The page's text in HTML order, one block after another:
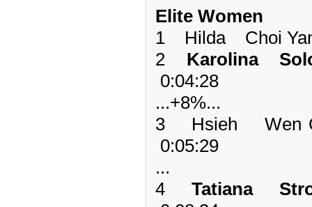
Elite Women
1 Hilda Choi
2 Karolina
0:04:28
...+8%...
3 Hsieh Wen
0:05:29
...
4Tatiana